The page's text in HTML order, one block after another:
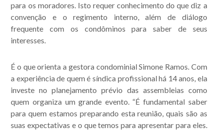
para os moradores. Isto requer conhecimento do que diz a
convenção e o regimento interno, além de diálogo
frequente com os condôminos para saber de seus
interesses.
É o que orienta a gestora condominial Simone Ramos. Com
a experiência de quem é síndica profissional há 14 anos, ela
investe no planejamento prévio das assembleias como
quem organiza um grande evento. “É fundamental saber
para quem estamos preparando esta reunião, quais são as
suas expectativas e o que temos para apresentar para eles.